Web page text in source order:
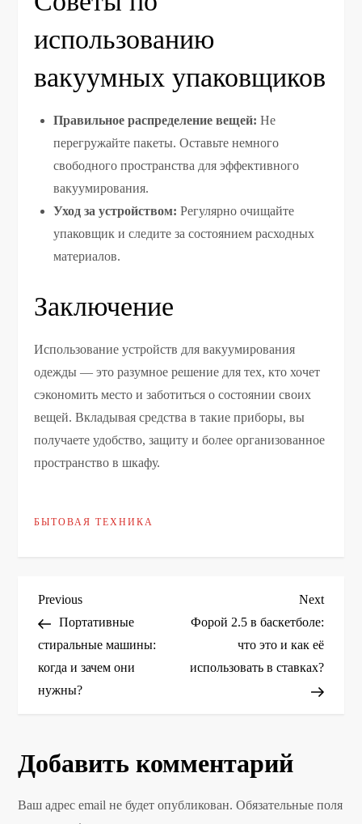
использованию
вакуумных упаковщиков
Правильное распределение вещей: Не
перегружайте пакеты. Оставьте немного
свободного пространства для эффективного
вакуумирования.
Уход за устройством: Регулярно очищайте
упаковщик и следите за состоянием расходных
материалов.
Заключение
Использование устройств для вакуумирования
одежды — это разумное решение для тех, кто хочет
сэкономить место и заботиться о состоянии своих
вещей. Вкладывая средства в такие приборы, вы
получаете удобство, защиту и более организованное
пространство в шкафу.
БЫТОВАЯ ТЕХНИКА
Н
а
в
г
а
Previous
Post
Previous
Портативные
стиральные машины:
когда и зачем они
нужны?
Next
Post
Next
Форой 2.5 в баскетболе:
что это и как её
использовать в ставках?
Добавить комментарий
Ваш адрес email не будет опубликован. Обязательные поля